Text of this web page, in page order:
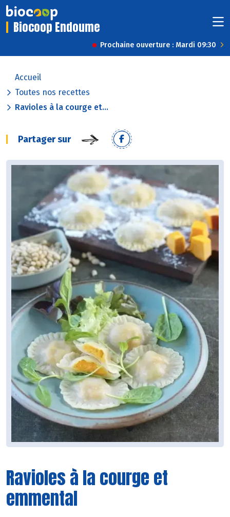
Biocoop Endoume
Prochaine ouverture : Mardi 09:30
Accueil
Toutes nos recettes
Ravioles à la courge et...
Partager sur
Ravioles à la courge et
emmental